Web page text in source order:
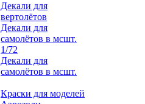
Декали для
вертолётов
Декали для
самолётов в мсшт.
1/72
Декали для
самолётов в мсшт.
Краски для моделей